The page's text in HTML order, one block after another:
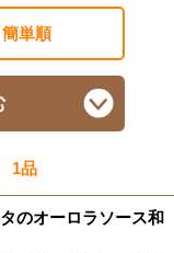
簡単順
1品
のオーロラソース和